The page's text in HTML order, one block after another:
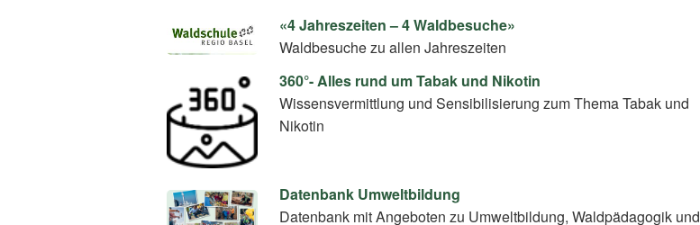
«4 Jahreszeiten – 4 Waldbesuche»
Waldbesuche zu allen Jahreszeiten
360°- Alles rund um Tabak und Nikotin
Wissensvermittlung und Sensibilisierung zum Thema Tabak und
Nikotin
Datenbank Umweltbildung
Datenbank mit Angeboten zu Umweltbildung, Waldpädagogik und